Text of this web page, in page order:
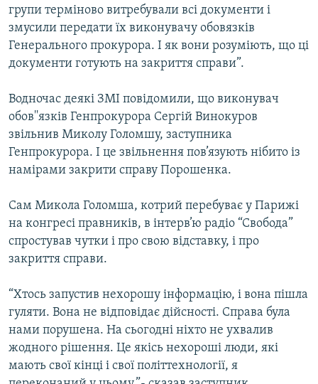
групи терміново витребували всі документи і
змусили передати їх виконувачу обовязків
Генерального прокурора. І як вони розуміють, що ці
документи готують на закриття справи”.
Водночас деякі ЗМІ повідомили, що виконувач
обов''язків Генпрокурора Сергій Винокуров
звільнив Миколу Голомшу, заступника
Генпрокурора. І це звільнення пов’язують нібито із
намірами закрити справу Порошенка.
Сам Микола Голомша, котрий перебуває у Парижі
на конгресі правників, в інтерв’ю радіо “Свобода”
спростував чутки і про свою відставку, і про
закриття справи.
“Хтось запустив нехорошу інформацію, і вона пішла
гуляти. Вона не відповідає дійсності. Справа була
нами порушена. На сьогодні ніхто не ухвалив
жодного рішення. Це якісь нехороші люди, які
мають свої кінці і свої політтехнології, я